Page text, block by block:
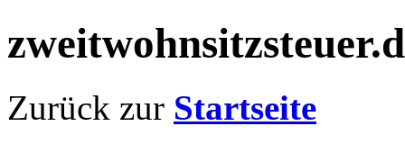
Zurück zur Startseite